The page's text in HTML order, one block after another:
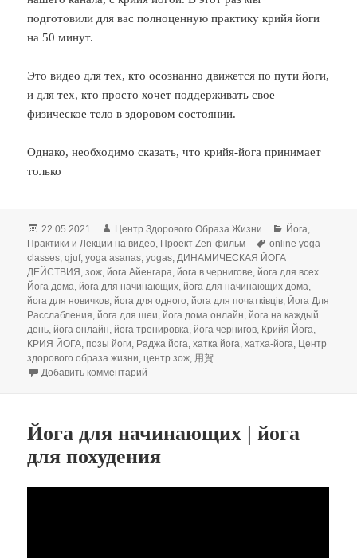
подготовили для вас полноценную практику крийя йоги
на 50 минут.
Это видео для тех, кто осознанно движется по пути йоги,
и для тех, кто просто хочет поддерживать свое
физическое тело в здоровом состоянии.
Однако, необходимо сказать, что крийя-йога принимает
только
Опубликовано
22.05.2021 Автор
Центр Здорового Образа Жизни Рубрики
Йога,
Практики и Лекции на видео, Проект Zen-фильм Метки
online yoga
classes,qjuf,yoga asanas,yogas,ДИНАМИЧЕСКАЯ ЙОГА
ДЕЙСТВИЯ ,зож,йога Айенгара,йога в чернигове,йога для всех
Йога дома,йога для начинающих,йога для начинающих дома,
йога для новичков,йога для одного,йога для початківців, Йога Для
Расслабления,йога для шеи,йога дома онлайн,йога на каждый
день,йога онлайн,йога тренировка,йога чернигов, Крийя Йога,
КРИЯ ЙОГА,позы йоги, Раджа йога,хатка йога,хатха-йога, Центр
здорового образа жизни,центр зож, 用賀
Добавить комментарий
Йога для начинающих | йога
для похудения